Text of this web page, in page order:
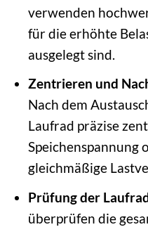
verwenden
für die erhöhte
ausgelegt sind.
Zentrieren und
Nach dem
Laufrad präzise
Speichenspannung
gleichmäßige
Prüfung der
überprüfen die